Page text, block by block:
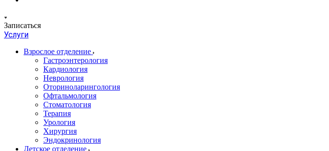
Записаться
Услуги
Взрослое отделение
Гастроэнтерология
Кардиология
Неврология
Оториноларингология
Офтальмология
Стоматология
Терапия
Урология
Хирургия
Эндокринология
Детское отделение